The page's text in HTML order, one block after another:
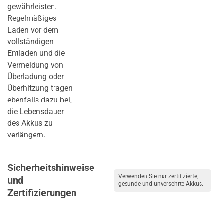
gewährleisten.
Regelmäßiges
Laden vor dem
vollständigen
Entladen und die
Vermeidung von
Überladung oder
Überhitzung tragen
ebenfalls dazu bei,
die Lebensdauer
des Akkus zu
verlängern.
Sicherheitshinweise
und
Zertifizierungen
Verwenden Sie nur zertifizierte,
gesunde und unversehrte Akkus.